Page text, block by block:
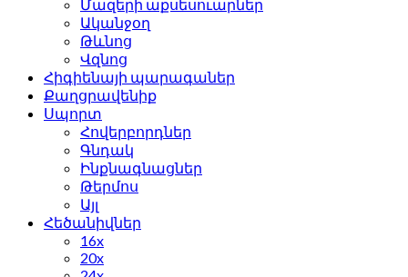
Մազերի աքսեսուարներ
Ականջօղ
Թևնոց
Վզնոց
Հիգիենայի պարագաներ
Քաղցրավենիք
Սպորտ
Հովերբորդներ
Գնդակ
Ինքնագնացներ
Թերմոս
Այլ
Հեծանիվներ
16x
20x